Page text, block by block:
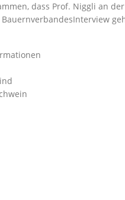
dass Prof. Niggli an der